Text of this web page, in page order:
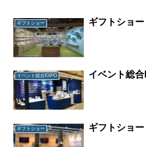
ギフトショー ギフトショー
イベント総合EXPO イベント総
ギフトショー ギフトショー